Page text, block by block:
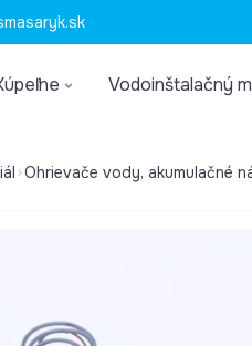
Vodoinštalačný
Ohrievače vody, akumulačné